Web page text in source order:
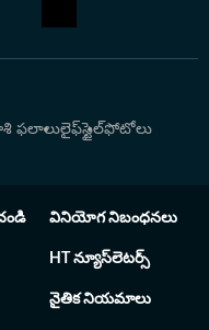
ఫలాలులైఫ్‌స్టైల్ఫోటోలు
వినియోగ నిబంధనలు
HT న్యూస్‌లెటర్స్
నైతిక నియమాలు